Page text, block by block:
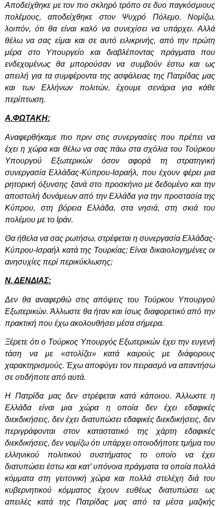
Αποδείχθηκε με τον πιο σκληρό τρόπο σε δυο παγκόσμιους
πολέμους, αποδείχθηκε στον Ψυχρό Πόλεμο. Νομίζω,
λοιπόν, ότι θα είναι καλό να συνεχίσει να υπάρχει. Αλλά
θέλω να σας είμαι και σε αυτό ειλικρινής, από την πρώτη
μέρα στο Υπουργείο και διαβλέποντας πράγματα που
ενδεχομένως θα μπορούσαν να συμβούν έστω και ως
απειλή για τα συμφέροντα της ασφάλειας της Πατρίδας μας
και των Ελλήνων πολιτών, έχουμε σενάρια για κάθε
περίπτωση.
Α.ΦΩΤΑΚΗ:
Αναφερθήκαμε πιο πριν στις συνεργασίες που πρέπει να
έχει η χώρα και θέλω να σας πάω στα σχόλια του Τούρκου
Υπουργού Εξωτερικών όσον αφορά τη στρατηγική
συνεργασία Ελλάδας-Κύπρου-Ισραήλ, που έχουν φέρει μια
ρητορική όξυνσης ξανά στο προσκήνιο με δεδομένο και την
αποστολή δυνάμεων από την Ελλάδα για την προστασία της
Κύπρου, στη βόρεια Ελλάδα, στα νησιά, στη σκιά του
πολέμου με το Ιράν.
Θα ήθελα να σας ρωτήσω, στρέφεται η συνεργασία Ελλάδας-
Κύπρου-Ισραήλ κατά της Τουρκίας; Είναι δικαιολογημένες οι
ανησυχίες περί περικύκλωσης;
Ν. ΔΕΝΔΙΑΣ:
Δεν θα αναφερθώ στις απόψεις του Τούρκου Υπουργού
Εξωτερικών. Άλλωστε θα ήταν και ίσως διαφορετικό από την
πρακτική που έχω ακολουθήσει μέσα σήμερα.
Ξέρετε ότι ο Τούρκος Υπουργός Εξωτερικών έχει την ευγενή
τάση να με «στολίζει» κατά καιρούς με διάφορους
χαρακτηρισμούς. Έχω αποφύγει τον πειρασμό να απαντήσω
σε οτιδήποτε από αυτά.
Η Πατρίδα μας δεν στρέφεται κατά κάποιου. Άλλωστε η
Ελλάδα είναι μια χώρα η οποία δεν έχει εδαφικές
διεκδικήσεις, δεν έχει διατυπώσει εδαφικές διεκδικήσεις, δεν
περιγράφονται στον καταστατικό της χάρτη εδαφικές
διεκδικήσεις, δεν νομίζω ότι υπάρχει οποιοδήποτε τμήμα του
ελληνικού πολιτικού συστήματος το οποίο να έχει
διατυπώσει έστω και κατ’ υπόνοια πράγματα τα οποία πολλά
κόμματα στη γειτονική χώρα και πολλά στελέχη διά του
κυβερνητικού κόμματος έχουν ευθέως διατυπώσει ως
απειλές κατά της Πατρίδας μας από τα μέσα μαζικής